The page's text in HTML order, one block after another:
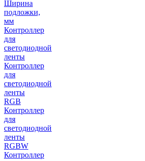
Ширина
подложки,
мм
Контроллер
для
светодиодной
ленты
Контроллер
для
светодиодной
ленты
RGB
Контроллер
для
светодиодной
ленты
RGBW
Контроллер